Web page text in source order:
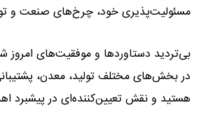
مسئولیت‌پذیری خود، چرخ‌های صنعت و
بی‌تردید دستاوردها و موفقیت‌های
در بخش‌های مختلف تولید، معدن،
هستید و نقش تعیین‌کننده‌ای در